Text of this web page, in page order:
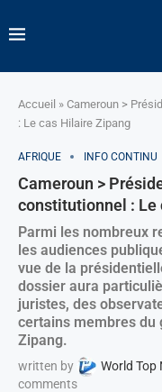
Accueil » Cameroun >
: Le cas Hilaire Zipang
AFRIQUE INFO CONTINU
Cameroun >
constitutionnel : Le
Parmi les nombreux
les audiences
vue de la
dossier aura
juristes, des
certains membres du
Zipang.
written by World Top
comments